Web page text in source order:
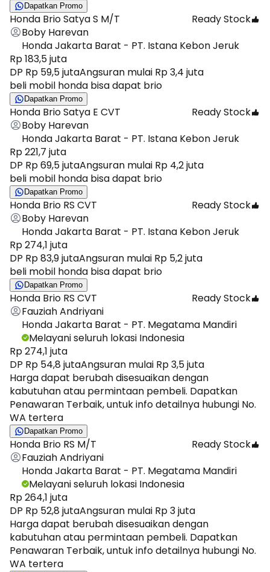
Dapatkan Promo
Honda Brio Satya S M/T
Ready Stock
Boby Harevan
Honda Jakarta Barat - PT. Istana Kebon Jeruk
Rp 183,5 juta
DP Rp 59,5 jutaAngsuran mulai Rp 3,4 juta
beli mobil honda bisa dapat brio
Dapatkan Promo
Honda Brio Satya E CVT
Ready Stock
Boby Harevan
Honda Jakarta Barat - PT. Istana Kebon Jeruk
Rp 221,7 juta
DP Rp 69,5 jutaAngsuran mulai Rp 4,2 juta
beli mobil honda bisa dapat brio
Dapatkan Promo
Honda Brio RS CVT
Ready Stock
Boby Harevan
Honda Jakarta Barat - PT. Istana Kebon Jeruk
Rp 274,1 juta
DP Rp 83,9 jutaAngsuran mulai Rp 5,2 juta
beli mobil honda bisa dapat brio
Dapatkan Promo
Honda Brio RS CVT
Ready Stock
Fauziah Andriyani
Honda Jakarta Barat - PT. Megatama Mandiri
Melayani seluruh lokasi Indonesia
Rp 274,1 juta
DP Rp 54,8 jutaAngsuran mulai Rp 3,5 juta
Harga dapat berubah disesuaikan dengan
kabutuhan atau permintaan pembeli. Dapatkan
Penawaran Terbaik, untuk info detailnya hubungi No.
WA tertera
Dapatkan Promo
Honda Brio RS M/T
Ready Stock
Fauziah Andriyani
Honda Jakarta Barat - PT. Megatama Mandiri
Melayani seluruh lokasi Indonesia
Rp 264,1 juta
DP Rp 52,8 jutaAngsuran mulai Rp 3 juta
Harga dapat berubah disesuaikan dengan
kabutuhan atau permintaan pembeli. Dapatkan
Penawaran Terbaik, untuk info detailnya hubungi No.
WA tertera